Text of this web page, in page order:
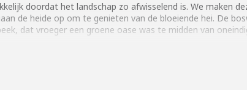
doordat het landschap zo afwisselend is. We maken
de heide op om te genieten van de bloeiende hei. De
dat vroeger een groene oase was te midden van
p.p. Donateurs Geldersch Landschap & Kasteelen